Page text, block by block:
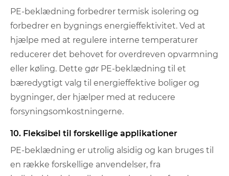
PE-beklædning forbedrer termisk isolering og
forbedrer en bygnings energieffektivitet. Ved at
hjælpe med at regulere interne temperaturer
reducerer det behovet for overdreven opvarmning
eller køling. Dette gør PE-beklædning til et
bæredygtigt valg til energieffektive boliger og
bygninger, der hjælper med at reducere
forsyningsomkostningerne.
10. Fleksibel til forskellige applikationer
PE-beklædning er utrolig alsidig og kan bruges til
en række forskellige anvendelser, fra